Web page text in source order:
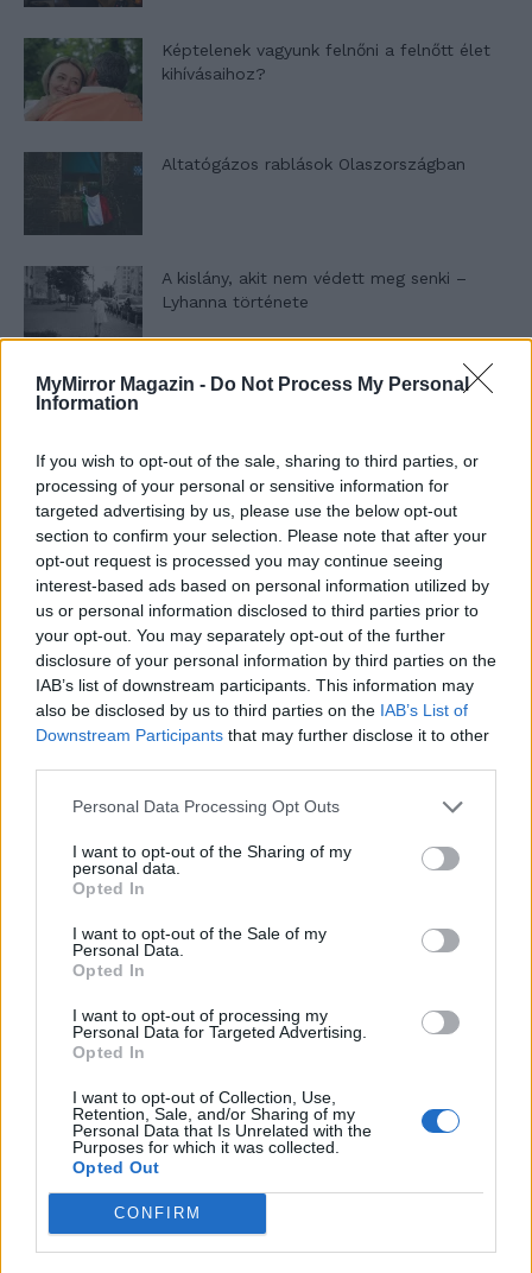
MyMirror Magazin - Do Not Process My Personal
Information
If you wish to opt-out of the sale, sharing to third parties, or
processing of your personal or sensitive information for
targeted advertising by us, please use the below opt-out
section to confirm your selection. Please note that after your
opt-out request is processed you may continue seeing
interest-based ads based on personal information utilized by
us or personal information disclosed to third parties prior to
your opt-out. You may separately opt-out of the further
disclosure of your personal information by third parties on the
IAB’s list of downstream participants. This information may
also be disclosed by us to third parties on the IAB’s List of
Downstream Participants that may further disclose it to other
Personal Data Processing Opt Outs
I want to opt-out of the Sharing of my
personal data.
Opted In
I want to opt-out of the Sale of my
Personal Data.
Opted In
I want to opt-out of processing my
Personal Data for Targeted Advertising.
Opted In
I want to opt-out of Collection, Use,
Retention, Sale, and/or Sharing of my
Personal Data that Is Unrelated with the
Purposes for which it was collected.
Opted Out
CONFIRM
Képtelenek vagyunk felnőni a felnőtt élet
kihívásaihoz?
Altatógázos rablások Olaszországban
A kislány, akit nem védett meg senki –
Lyhanna története
T. Barnett: Gyilkosság a Garda-tónál 12.
T. szereti a fiatal lányokat 13. rész
Minka 10. rész
Minka 9. rész
Máltai kaland 7.
10 tanács, ha jobban akarod érezni magad
nyílik – Villa...
A családok, akik soha nem hagyták abba
várakozást – Ha egy...